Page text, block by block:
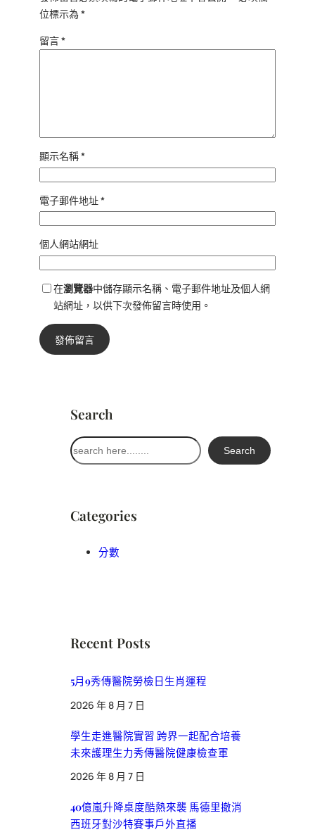
位標示為*
留言*
顯示名稱*
電子郵件地址*
個人網站網址
在瀏覽器中儲存顯示名稱、電子郵件地址及個人網
站網址，以供下次發佈留言時使用。
Search
搜
尋
Search
Categories
分數
Recent Posts
5月9秀傳醫院勞檢日生肖運程
2026 年 8 月 7 日
學生走進醫院實習 跨界一起配合培養
未來護理生力秀傳醫院健康檢查軍
2026 年 8 月 7 日
40億嵐升降桌度酷熱來襲 馬德里撤消
西班牙對沙特賽事戶外直播